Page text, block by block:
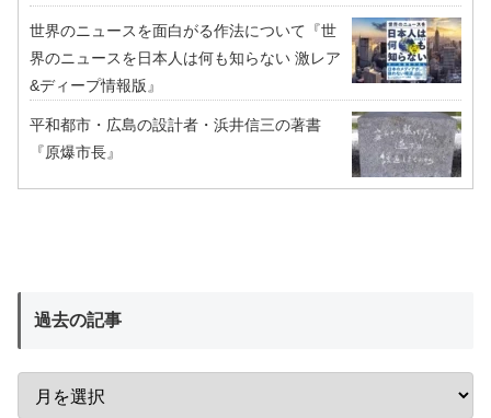
世界のニュースを面白がる作法について『世
界のニュースを日本人は何も知らない 激レア
&ディープ情報版』
平和都市・広島の設計者・浜井信三の著書
『原爆市長』
過去の記事